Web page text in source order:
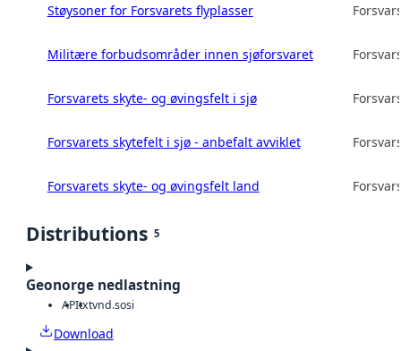
Støysoner for Forsvarets flyplasser
Militære forbudsområder innen sjøforsvaret
Forsvarets skyte- og øvingsfelt i sjø
Forsvarets skytefelt i sjø - anbefalt avviklet
Forsvarets skyte- og øvingsfelt land
Distributions 5
Geonorge nedlastning
APItxtvnd.sosi
Download